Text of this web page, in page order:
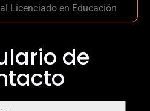
Licenciado en Educación
de